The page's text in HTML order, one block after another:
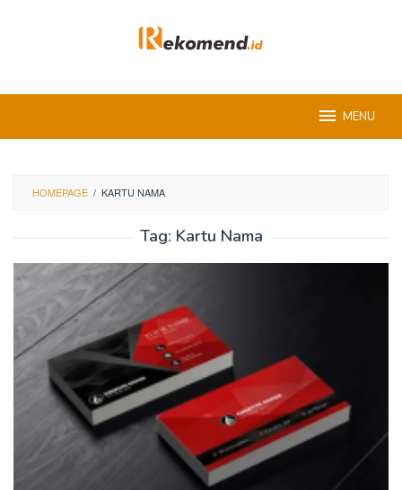
MENU
HOMEPAGE / KARTU NAMA
Tag: Kartu Nama